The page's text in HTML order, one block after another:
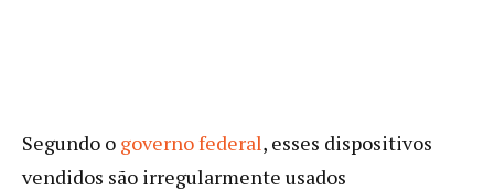
Segundo o governo federal, esses dispositivos
vendidos são irregularmente usados